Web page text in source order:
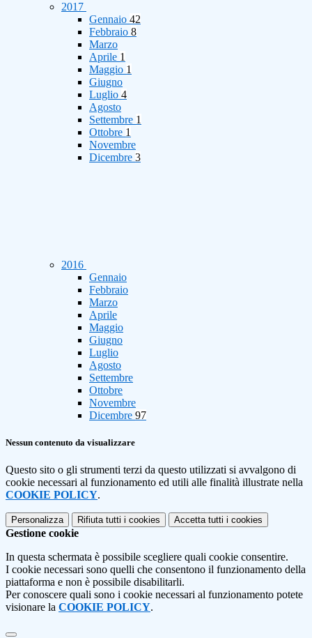
2017
Gennaio 42
Febbraio 8
Marzo
Aprile 1
Maggio 1
Giugno
Luglio 4
Agosto
Settembre 1
Ottobre 1
Novembre
Dicembre 3
2016
Gennaio
Febbraio
Marzo
Aprile
Maggio
Giugno
Luglio
Agosto
Settembre
Ottobre
Novembre
Dicembre 97
Nessun contenuto da visualizzare
Questo sito o gli strumenti terzi da questo utilizzati si avvalgono di
cookie necessari al funzionamento ed utili alle finalità illustrate nella
COOKIE POLICY.
Personalizza Rifiuta tutti i cookies Accetta tutti i cookies
Gestione cookie
In questa schermata è possibile scegliere quali cookie consentire.
I cookie necessari sono quelli che consentono il funzionamento della
piattaforma e non è possibile disabilitarli.
Per conoscere quali sono i cookie necessari al funzionamento potete
visionare la COOKIE POLICY.